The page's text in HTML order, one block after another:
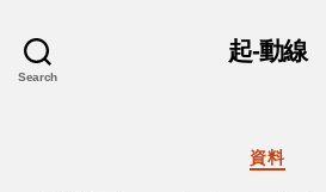
Search
起-動線
カ
資料